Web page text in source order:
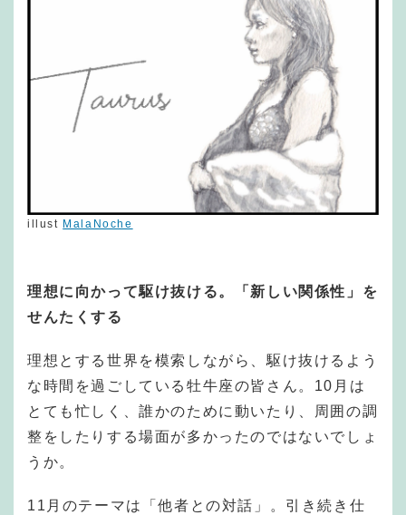
illust MalaNoche
理想に向かって駆け抜ける。「新しい関係性」を
せんたくする
理想とする世界を模索しながら、駆け抜けるよう
な時間を過ごしている牡牛座の皆さん。10月は
とても忙しく、誰かのために動いたり、周囲の調
整をしたりする場面が多かったのではないでしょ
うか。
11月のテーマは「他者との対話」。引き続き仕